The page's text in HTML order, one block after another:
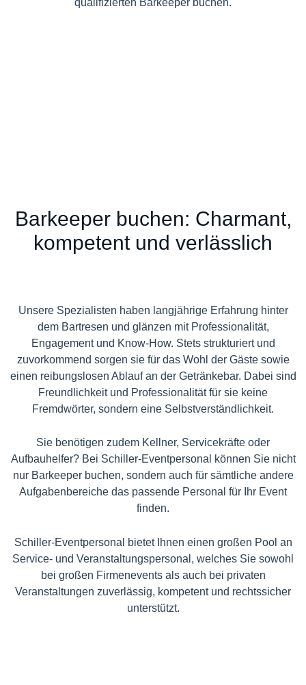
qualifizierten Barkeeper buchen.
Barkeeper buchen: Charmant,
kompetent und verlässlich
Unsere Spezialisten haben langjährige Erfahrung hinter
dem Bartresen und glänzen mit Professionalität,
Engagement und Know-How. Stets strukturiert und
zuvorkommend sorgen sie für das Wohl der Gäste sowie
einen reibungslosen Ablauf an der Getränkebar. Dabei sind
Freundlichkeit und Professionalität für sie keine
Fremdwörter, sondern eine Selbstverständlichkeit.
Sie benötigen zudem Kellner, Servicekräfte oder
Aufbauhelfer? Bei Schiller-Eventpersonal können Sie nicht
nur Barkeeper buchen, sondern auch für sämtliche andere
Aufgabenbereiche das passende Personal für Ihr Event
finden.
Schiller-Eventpersonal bietet Ihnen einen großen Pool an
Service- und Veranstaltungspersonal, welches Sie sowohl
bei großen Firmenevents als auch bei privaten
Veranstaltungen zuverlässig, kompetent und rechtssicher
unterstützt.